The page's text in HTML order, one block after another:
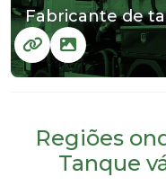
Fabricante de
Regiões
Tanque